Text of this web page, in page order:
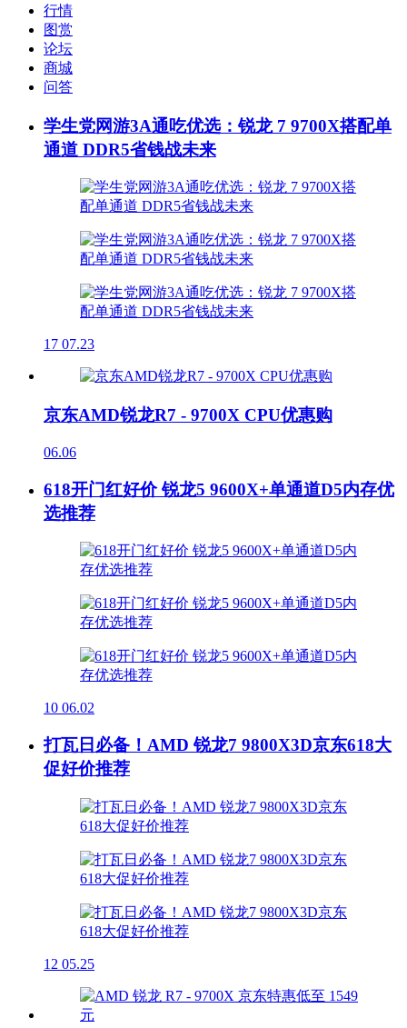
行情
图赏
论坛
商城
问答
学生党网游3A通吃优选：锐龙 7 9700X搭配单
通道 DDR5省钱战未来
17 07.23
京东AMD锐龙R7 - 9700X CPU优惠购
06.06
618开门红好价 锐龙5 9600X+单通道D5内存优
选推荐
10 06.02
打瓦日必备！AMD 锐龙7 9800X3D京东618大
促好价推荐
12 05.25